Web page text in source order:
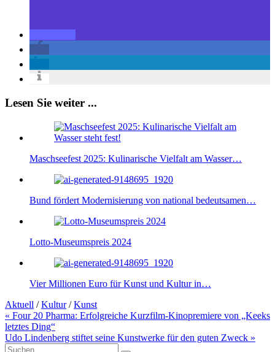
Lesen Sie weiter ...
Maschseefest 2025: Kulinarische Vielfalt am Wasser…
Bund fördert Modernisierung von national bedeutsamen…
Lotto-Museumspreis 2024
Vier Millionen Euro für Kunst und Kultur in…
Aktuell /Kultur/Kunst
Beitragsnavigation
« Four 20 Pharma: Erfolgreiche Kurzfilm-Kinopremiere von „Keeks
letztes Ding“
Udo Lindenberg stiftet seine Kunstwerke für den guten Zweck »
Suche